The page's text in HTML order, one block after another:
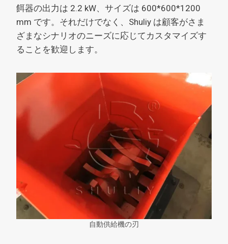
餌器の出力は 2.2 kW、サイズは 600*600*1200
mm です。それだけでなく、Shuliy は顧客がさま
ざまなシナリオのニーズに応じてカスタマイズす
ることを歓迎します。
自動供給機の刃